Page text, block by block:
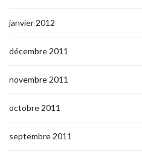
janvier 2012
décembre 2011
novembre 2011
octobre 2011
septembre 2011